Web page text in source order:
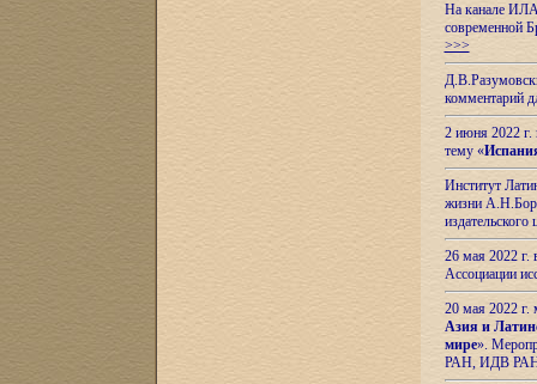
На канале ИЛА
современной
>>>
комментарий
2 июня 2022 г.
тему «
Институт
жизни
26 мая 2022
Ассоциации
20 мая 2022
Азия и
мире».
РАН, ИДВ